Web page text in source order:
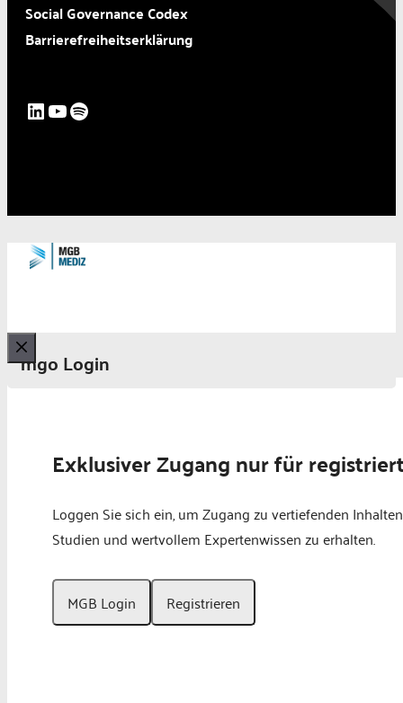
Social Governance Codex
Barrierefreiheitserklärung
LinkedIn
YouTube
Spotify
mgo Login
Schließen
Exklusiver Zugang nur für
Loggen Sie sich ein, um Zugang zu vertiefenden
Studien und wertvollem Expertenwissen zu erhalten.
MGB Login Registrieren